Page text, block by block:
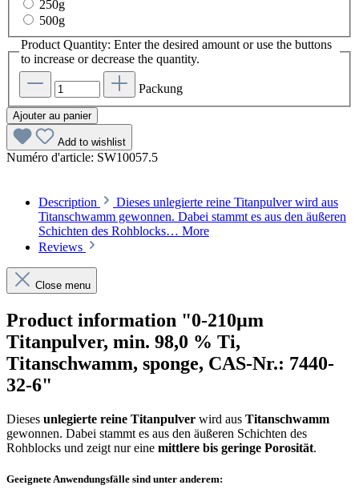
250g
500g
Product Quantity: Enter the desired amount or use the buttons
to increase or decrease the quantity.
Packung
Ajouter au panier
Add to wishlist
Numéro d'article: SW10057.5
Description
Dieses unlegierte reine Titanpulver wird aus
Titanschwamm gewonnen. Dabei stammt es aus den äußeren
Schichten des Rohblocks… More
Reviews
Close menu
Product information "0-210µm
Titanpulver, min. 98,0 % Ti,
Titanschwamm, sponge, CAS-Nr.: 7440-
32-6"
Dieses unlegierte reine Titanpulver wird aus Titanschwamm
gewonnen. Dabei stammt es aus den äußeren Schichten des
Rohblocks und zeigt nur eine mittlere bis geringe Porosität.
Geeignete Anwendungsfälle sind unter anderem: